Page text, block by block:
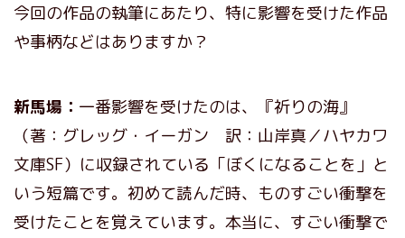
今回の作品の執筆にあたり、特に影響を受けた作品
や事柄などはありますか？
新馬場： 一番影響を受けたのは、『祈りの海』
（著：グレッグ・イーガン 訳：山岸真／ハヤカワ
文庫SF）に収録されている「ぼくになることを」と
いう短篇です。初めて読んだ時、ものすごい衝撃を
受けたことを覚えています。本当に、すごい衝撃で